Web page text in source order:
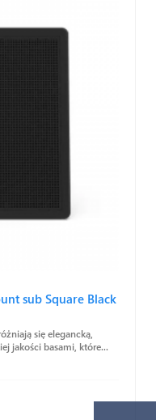
sub Square Black
się elegancką,
jakości basami, które...